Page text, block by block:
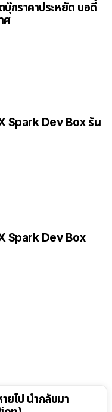
กราคาประหยัด บอดี้
ศ
Spark Dev Box รัน
Spark Dev Box
ยไป นำกลับมา